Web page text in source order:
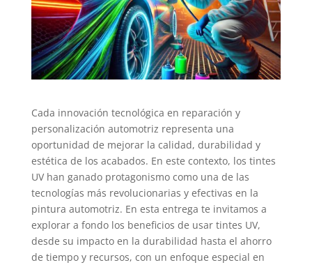
Cada innovación tecnológica en reparación y
personalización automotriz representa una
oportunidad de mejorar la calidad, durabilidad y
estética de los acabados. En este contexto, los tintes
UV han ganado protagonismo como una de las
tecnologías más revolucionarias y efectivas en la
pintura automotriz. En esta entrega te invitamos a
explorar a fondo los beneficios de usar tintes UV,
desde su impacto en la durabilidad hasta el ahorro
de tiempo y recursos, con un enfoque especial en